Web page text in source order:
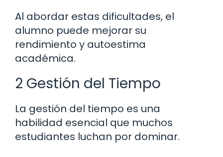
Al abordar estas dificultades, el
alumno puede mejorar su
rendimiento y autoestima
académica.
2 Gestión del Tiempo
La gestión del tiempo es una
habilidad esencial que muchos
estudiantes luchan por dominar.